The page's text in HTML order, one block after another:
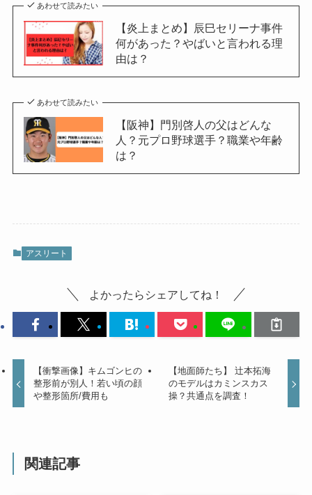
あわせて読みたい
【炎上まとめ】辰巳セリーナ事件
何があった？やばいと言われる理
由は？
あわせて読みたい
【阪神】門別啓人の父はどんな
人？元プロ野球選手？職業や年齢
は？
アスリート
よかったらシェアしてね！
【衝撃画像】キムゴンヒの
整形前が別人！若い頃の顔
や整形箇所/費用も
【地面師たち】 辻本拓海
のモデルはカミンスカス
操？共通点を調査！
関連記事